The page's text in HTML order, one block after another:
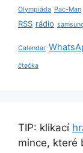
Olympiáda Pac-Man
RSS rádio
Calendar
čtečka
TIP: klikací
mince, které